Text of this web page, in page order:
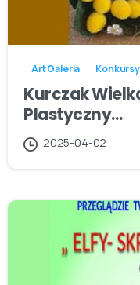
Art Galeria Konkursy
Kurczak
Plastyczny…
2025-04-02